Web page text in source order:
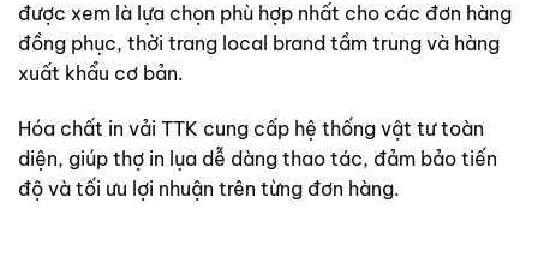
được xem là lựa chọn phù hợp nhất cho các đơn hàng
đồng phục, thời trang local brand tầm trung và hàng
xuất khẩu cơ bản.
Hóa chất in vải TTK cung cấp hệ thống vật tư toàn
diện, giúp thợ in lụa dễ dàng thao tác, đảm bảo tiến
độ và tối ưu lợi nhuận trên từng đơn hàng.